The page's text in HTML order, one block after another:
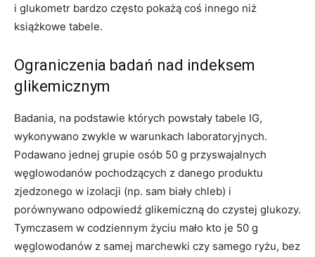
i glukometr bardzo często pokażą coś innego niż
książkowe tabele.
Ograniczenia badań nad indeksem
glikemicznym
Badania, na podstawie których powstały tabele IG,
wykonywano zwykle w warunkach laboratoryjnych.
Podawano jednej grupie osób 50 g przyswajalnych
węglowodanów pochodzących z danego produktu
zjedzonego w izolacji (np. sam biały chleb) i
porównywano odpowiedź glikemiczną do czystej glukozy.
Tymczasem w codziennym życiu mało kto je 50 g
węglowodanów z samej marchewki czy samego ryżu, bez